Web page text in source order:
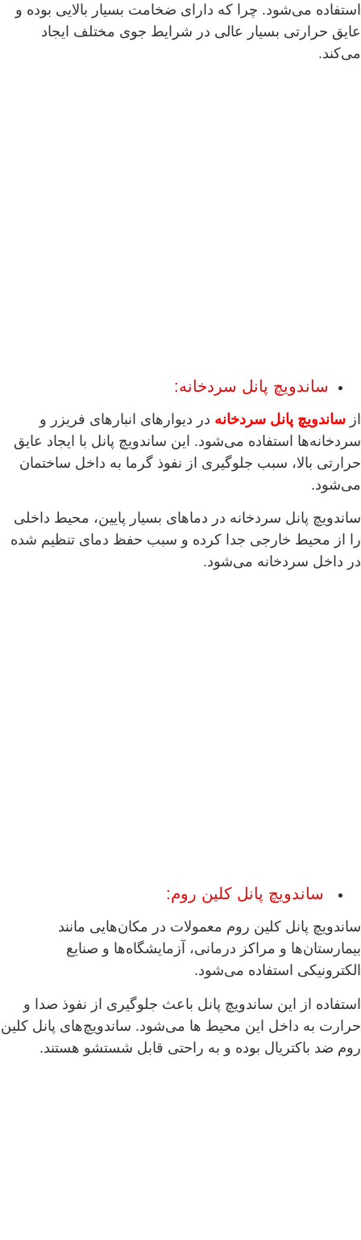
استفاده می‌شود. چرا که دارای ضخامت بسیار بالایی بوده و
عایق حرارتی بسیار عالی در شرایط جوی مختلف ایجاد
می‌کند.
ساندویچ پانل سردخانه:
از ساندویچ پانل سردخانه در دیوارهای انبارهای فریزر و
سردخانه‌ها استفاده می‌شود. این ساندویچ پانل با ایجاد عایق
حرارتی بالا، سبب جلوگیری از نفوذ گرما به داخل ساختمان
می‌شود.
ساندویچ پانل سردخانه در دماهای بسیار پایین، محیط داخلی
را از محیط خارجی جدا کرده و سبب حفظ دمای تنظیم شده
در داخل سردخانه می‌شود.
ساندویچ پانل کلین روم:
ساندویچ پانل کلین روم معمولات در مکان‌هایی مانند
بیمارستان‌ها و مراکز درمانی، آزمایشگاه‌ها و صنایع
الکترونیکی استفاده می‌شود.
استفاده از این ساندویچ پانل باعث جلوگیری از نفوذ صدا و
حرارت به داخل این محیط ها می‌شود. ساندویچ‌های پانل کلین
روم ضد باکتریال بوده و به راحتی قابل شستشو هستند.